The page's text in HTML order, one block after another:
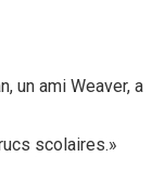
un ami Weaver, a
scolaires.»